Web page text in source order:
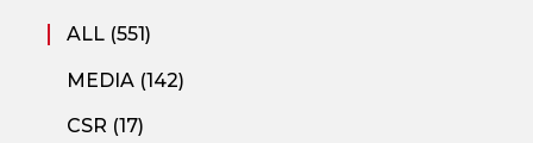
ALL (551)
MEDIA (142)
CSR (17)